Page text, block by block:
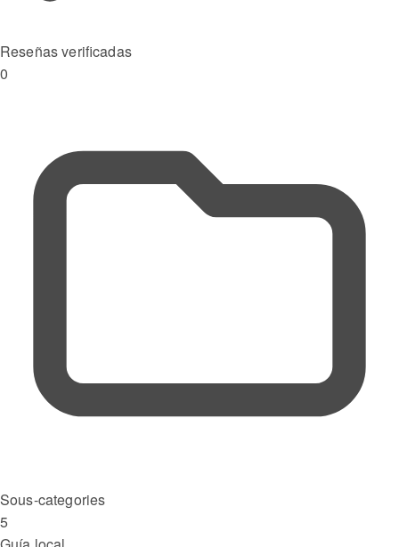
Reseñas verificadas
0
Sous-categories
5